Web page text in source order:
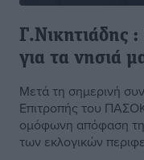
Γ.Νικητιάδης
για τα νησιά
Μετά τη σημερινή
Επιτροπής του
ομόφωνη απόφαση
των εκλογικών